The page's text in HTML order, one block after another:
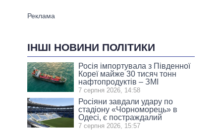
ІНШІ НОВИНИ ПОЛІТИКИ
Росія імпортувала з Південної
Кореї майже 30 тисяч тонн
нафтопродуктів – ЗМІ
7 серпня 2026, 14:58
Росіяни завдали удару по
стадіону «Чорноморець» в
Одесі, є постраждалий
7 серпня 2026, 15:57